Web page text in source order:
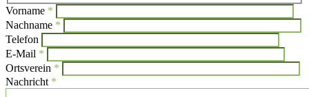
Vorname *
Nachname *
Telefon
Bitte
E-Mail *
Ortsverein *
Nachricht *